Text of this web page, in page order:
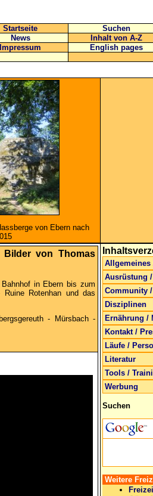
Startseite
Suchen
News
Inhalt von A-Z
Impressum
English pages
von Ebern nach
von Thomas
in Ebern bis zum
Rotenhan und das
- Mürsbach -
Allgemeines
Ausrüstung
Community
Disziplinen
Ernährung /
Kontakt /
Läufe /
Literatur
Tools /
Werbung
Suchen
Weitere